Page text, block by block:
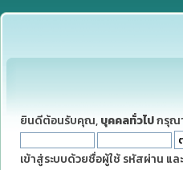
ยินดีต้อนรับคุณ, บุคคลทั่วไปกรุณ
เข้าสู่ระบบด้วยชื่อผู้ใช้ รหัสผ่าน และ